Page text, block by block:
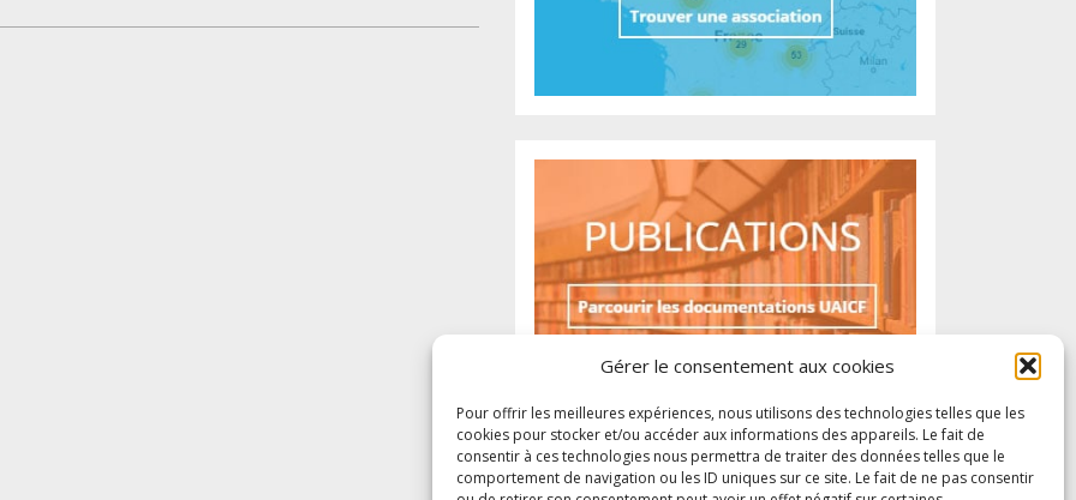
Gérer le consentement aux cookies
Pour offrir les meilleures expériences, nous utilisons des technologies telles que les
cookies pour stocker et/ou accéder aux informations des appareils. Le fait de
consentir à ces technologies nous permettra de traiter des données telles que le
comportement de navigation ou les ID uniques sur ce site. Le fait de ne pas consentir